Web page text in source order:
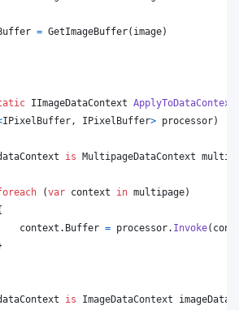
= GetImageBuffer( image)
IImageDataContext ApplyToDataContext
IPixelBuffer , IPixelBuffer> processor)
is MultipageDataContext
(var context in multipage)
context . Buffer = processor. Invoke(
is ImageDataContext